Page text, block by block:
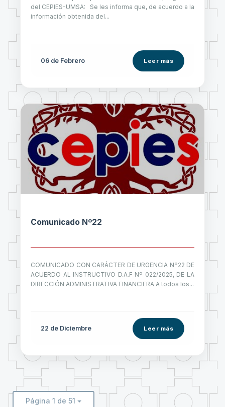
del CEPIES-UMSA: Se les informa que, de acuerdo a la
información obtenida del...
06 de Febrero Leer más
Comunicado Nº22
COMUNICADO CON CARÁCTER DE URGENCIA Nº22 DE
ACUERDO AL INSTRUCTIVO D.A.F Nº 022/2025, DE LA
DIRECCIÓN ADMINISTRATIVA FINANCIERA A todos los...
22 de Diciembre Leer más
Página 1 de 51